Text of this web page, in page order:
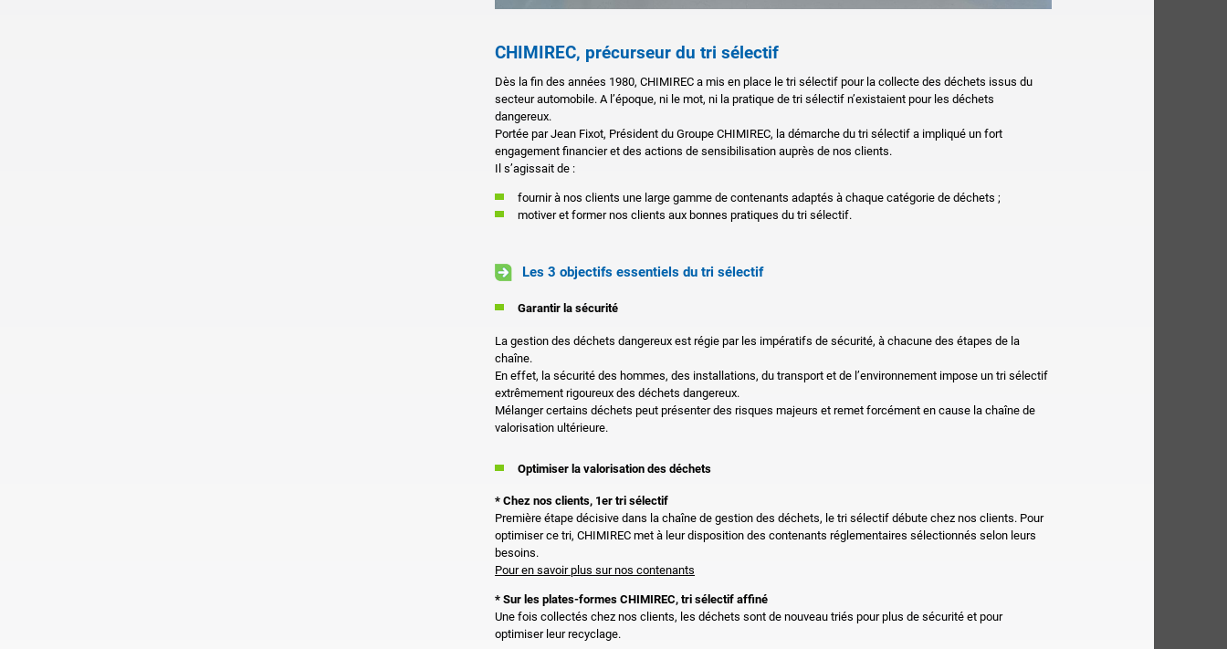
CHIMIREC, précurseur du tri sélectif
Dès la fin des années 1980, CHIMIREC a mis en place le tri sélectif pour la collecte des déchets issus du
secteur automobile. A l’époque, ni le mot, ni la pratique de tri sélectif n’existaient pour les déchets
dangereux.
Portée par Jean Fixot, Président du Groupe CHIMIREC, la démarche du tri sélectif a impliqué un fort
engagement financier et des actions de sensibilisation auprès de nos clients.
Il s’agissait de :
fournir à nos clients une large gamme de contenants adaptés à chaque catégorie de déchets ;
motiver et former nos clients aux bonnes pratiques du tri sélectif.
Les 3 objectifs essentiels du tri sélectif
Garantir la sécurité
La gestion des déchets dangereux est régie par les impératifs de sécurité, à chacune des étapes de la
chaîne.
En effet, la sécurité des hommes, des installations, du transport et de l’environnement impose un tri sélectif
extrêmement rigoureux des déchets dangereux.
Mélanger certains déchets peut présenter des risques majeurs et remet forcément en cause la chaîne de
valorisation ultérieure.
Optimiser la valorisation des déchets
* Chez nos clients, 1er tri sélectif
Première étape décisive dans la chaîne de gestion des déchets, le tri sélectif débute chez nos clients. Pour
optimiser ce tri, CHIMIREC met à leur disposition des contenants réglementaires sélectionnés selon leurs
besoins.
Pour en savoir plus sur nos contenants
* Sur les plates-formes CHIMIREC, tri sélectif affiné
Une fois collectés chez nos clients, les déchets sont de nouveau triés pour plus de sécurité et pour
optimiser leur recyclage.